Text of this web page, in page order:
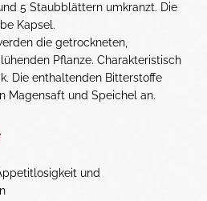
5 Staubblättern umkranzt. Die
Kapsel.
die getrockneten,
Pflanze. Charakteristisch
Die enthaltenden Bitterstoffe
Magensaft und Speichel an.
und